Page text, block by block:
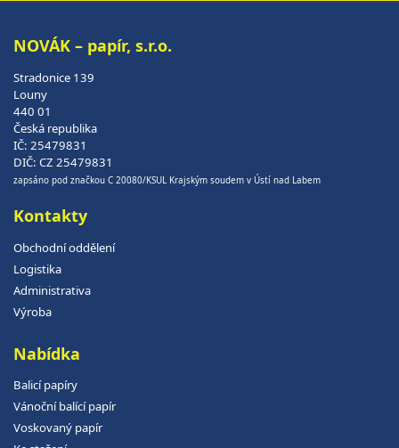
NOVÁK – papír, s.r.o.
Stradonice 139
Louny
440 01
Česká republika
IČ: 25479831
DIČ: CZ 25479831
zapsáno pod značkou C 20080/KSUL Krajským soudem v Ústí nad Labem
Kontakty
Obchodní oddělení
Logistika
Administrativa
Výroba
Nabídka
Balicí papíry
Vánoční balící papír
Voskovaný papír